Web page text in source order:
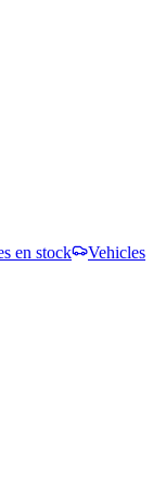
en stock
Vehicles